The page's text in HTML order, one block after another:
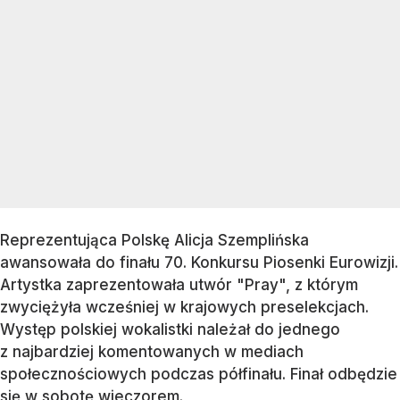
Reprezentująca Polskę Alicja Szemplińska
awansowała do finału 70. Konkursu Piosenki Eurowizji.
Artystka zaprezentowała utwór "Pray", z którym
zwyciężyła wcześniej w krajowych preselekcjach.
Występ polskiej wokalistki należał do jednego
z najbardziej komentowanych w mediach
społecznościowych podczas półfinału. Finał odbędzie
się w sobotę wieczorem.